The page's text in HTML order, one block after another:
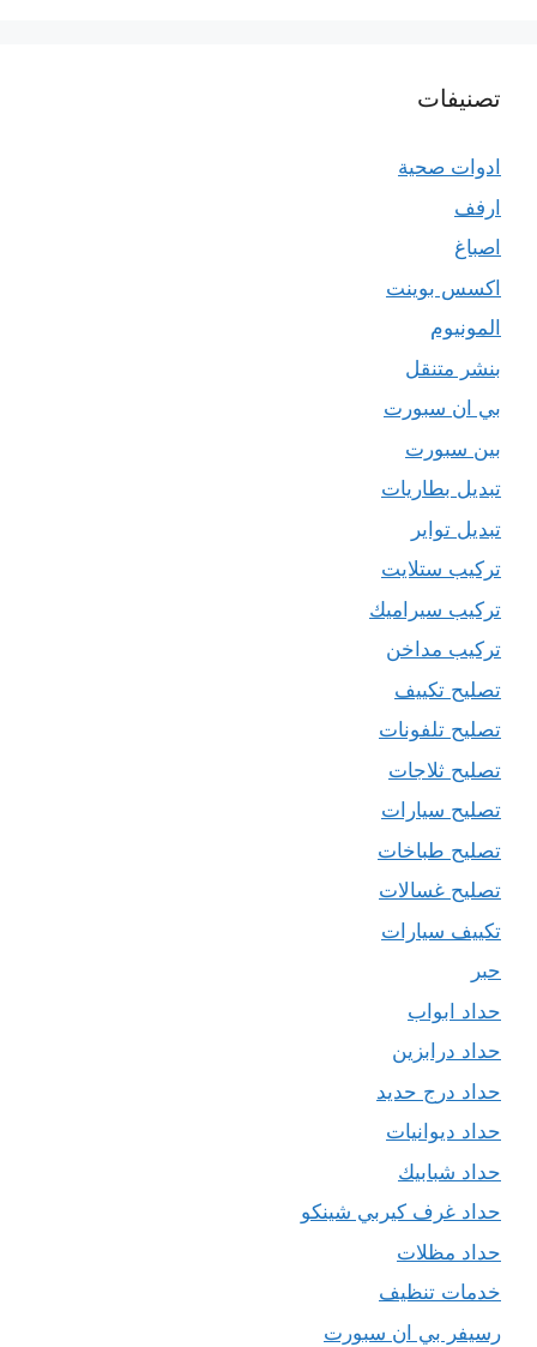
تصنيفات
ادوات صحية
ارفف
اصباغ
اكسس بوينت
المونيوم
بنشر متنقل
بي ان سبورت
بين سبورت
تبديل بطاريات
تبديل تواير
تركيب ستلايت
تركيب سيراميك
تركيب مداخن
تصليح تكييف
تصليح تلفونات
تصليح ثلاجات
تصليح سيارات
تصليح طباخات
تصليح غسالات
تكييف سيارات
حبر
حداد ابواب
حداد درابزين
حداد درج حديد
حداد ديوانيات
حداد شبابيك
حداد غرف كيربي شينكو
حداد مظلات
خدمات تنظيف
رسيفر بي ان سبورت